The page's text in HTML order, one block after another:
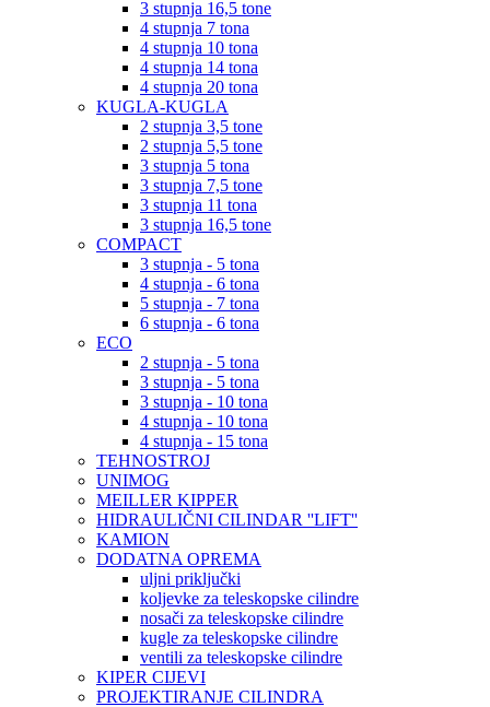
3 stupnja 16,5 tone
4 stupnja 7 tona
4 stupnja 10 tona
4 stupnja 14 tona
4 stupnja 20 tona
KUGLA-KUGLA
2 stupnja 3,5 tone
2 stupnja 5,5 tone
3 stupnja 5 tona
3 stupnja 7,5 tone
3 stupnja 11 tona
3 stupnja 16,5 tone
COMPACT
3 stupnja - 5 tona
4 stupnja - 6 tona
5 stupnja - 7 tona
6 stupnja - 6 tona
ECO
2 stupnja - 5 tona
3 stupnja - 5 tona
3 stupnja - 10 tona
4 stupnja - 10 tona
4 stupnja - 15 tona
TEHNOSTROJ
UNIMOG
MEILLER KIPPER
HIDRAULIČNI CILINDAR ''LIFT''
KAMION
DODATNA OPREMA
uljni priključki
koljevke za teleskopske cilindre
nosači za teleskopske cilindre
kugle za teleskopske cilindre
ventili za teleskopske cilindre
KIPER CIJEVI
PROJEKTIRANJE CILINDRA